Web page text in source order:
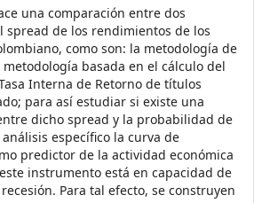
una comparación entre dos
spread de los rendimientos de los
como son: la metodología de
basada en el cálculo del
Interna de Retorno de títulos
para así estudiar si existe una
dicho spread y la probabilidad de
específico la curva de
predictor de la actividad económica
instrumento está en capacidad de
Para tal efecto, se construyen